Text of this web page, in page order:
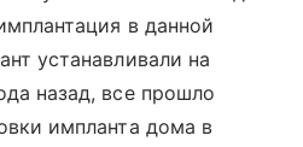
в данной
устанавливали на
назад, все прошло
импланта дома в